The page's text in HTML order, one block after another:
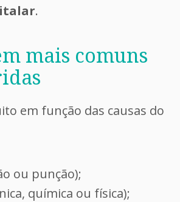
.
mais comuns
em função das causas do
ou punção);
química ou física);